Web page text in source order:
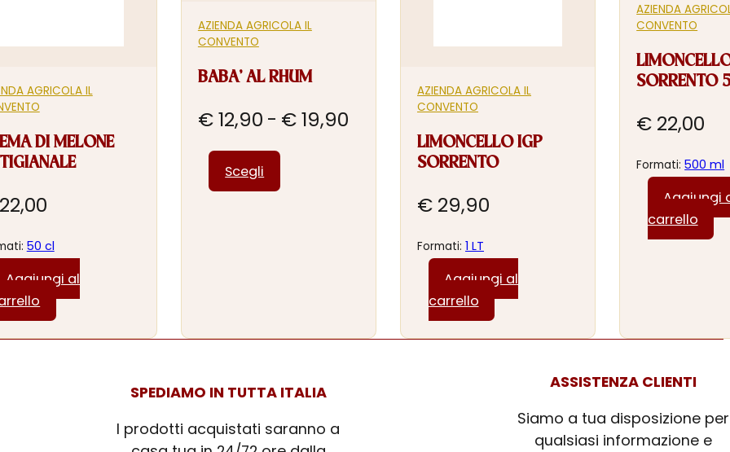
AGRICOLA IL
DI MELONE
50 cl
Aggiungi al
AZIENDA AGRICOLA IL
CONVENTO
BABA’ AL RHUM
€12,90 - €19,90Fascia
Scegli
prodotto
essere
nella
del
AZIENDA AGRICOLA IL
CONVENTO
LIMONCELLO IGP
SORRENTO
€ 29,90
Formati:1 LT
Aggiungi al
carrello
AZIENDA
CONVENTO
SORRENTO
€ 22,00
Formati:500 ml
Aggiungi
carrello
SPEDIAMO IN TUTTA ITALIA
I prodotti acquistati saranno a
ASSISTENZA CLIENTI
Siamo a tua disposizione per
qualsiasi informazione e